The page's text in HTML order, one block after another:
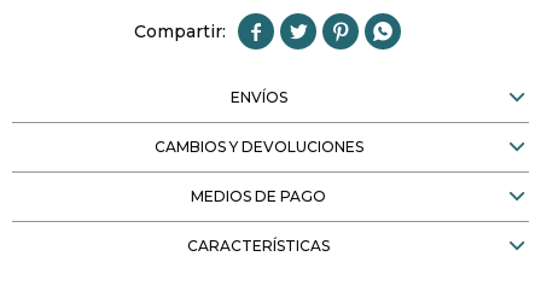
   
ENVÍOS
CAMBIOS Y DEVOLUCIONES
MEDIOS DE PAGO
CARACTERÍSTICAS